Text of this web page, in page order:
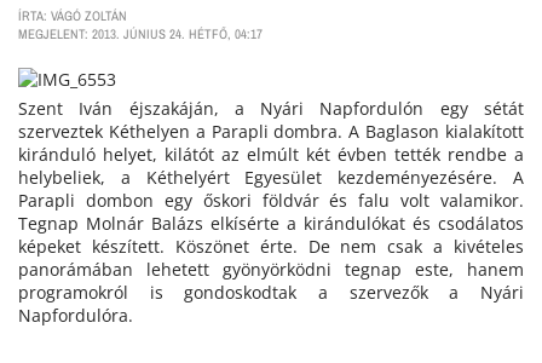
ÍRTA: VÁGÓ ZOLTÁN
MEGJELENT: 2013. JÚNIUS 24. HÉTFŐ, 04:17
Szent Iván éjszakáján, a Nyári Napfordulón egy sétát
szerveztek Kéthelyen a Parapli dombra. A Baglason kialakított
kiránduló helyet, kilátót az elmúlt két évben tették rendbe a
helybeliek, a Kéthelyért Egyesület kezdeményezésére. A
Parapli dombon egy őskori földvár és falu volt valamikor.
Tegnap Molnár Balázs elkísérte a kirándulókat és csodálatos
képeket készített. Köszönet érte. De nem csak a kivételes
panorámában lehetett gyönyörködni tegnap este, hanem
programokról is gondoskodtak a szervezők a Nyári
Napfordulóra.